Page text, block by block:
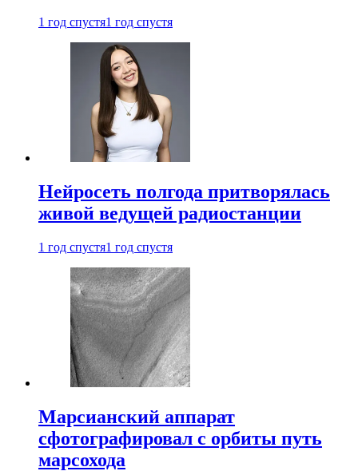
1 год спустя1 год спустя
Нейросеть полгода притворялась
живой ведущей радиостанции
1 год спустя1 год спустя
Марсианский аппарат
сфотографировал с орбиты путь
марсохода